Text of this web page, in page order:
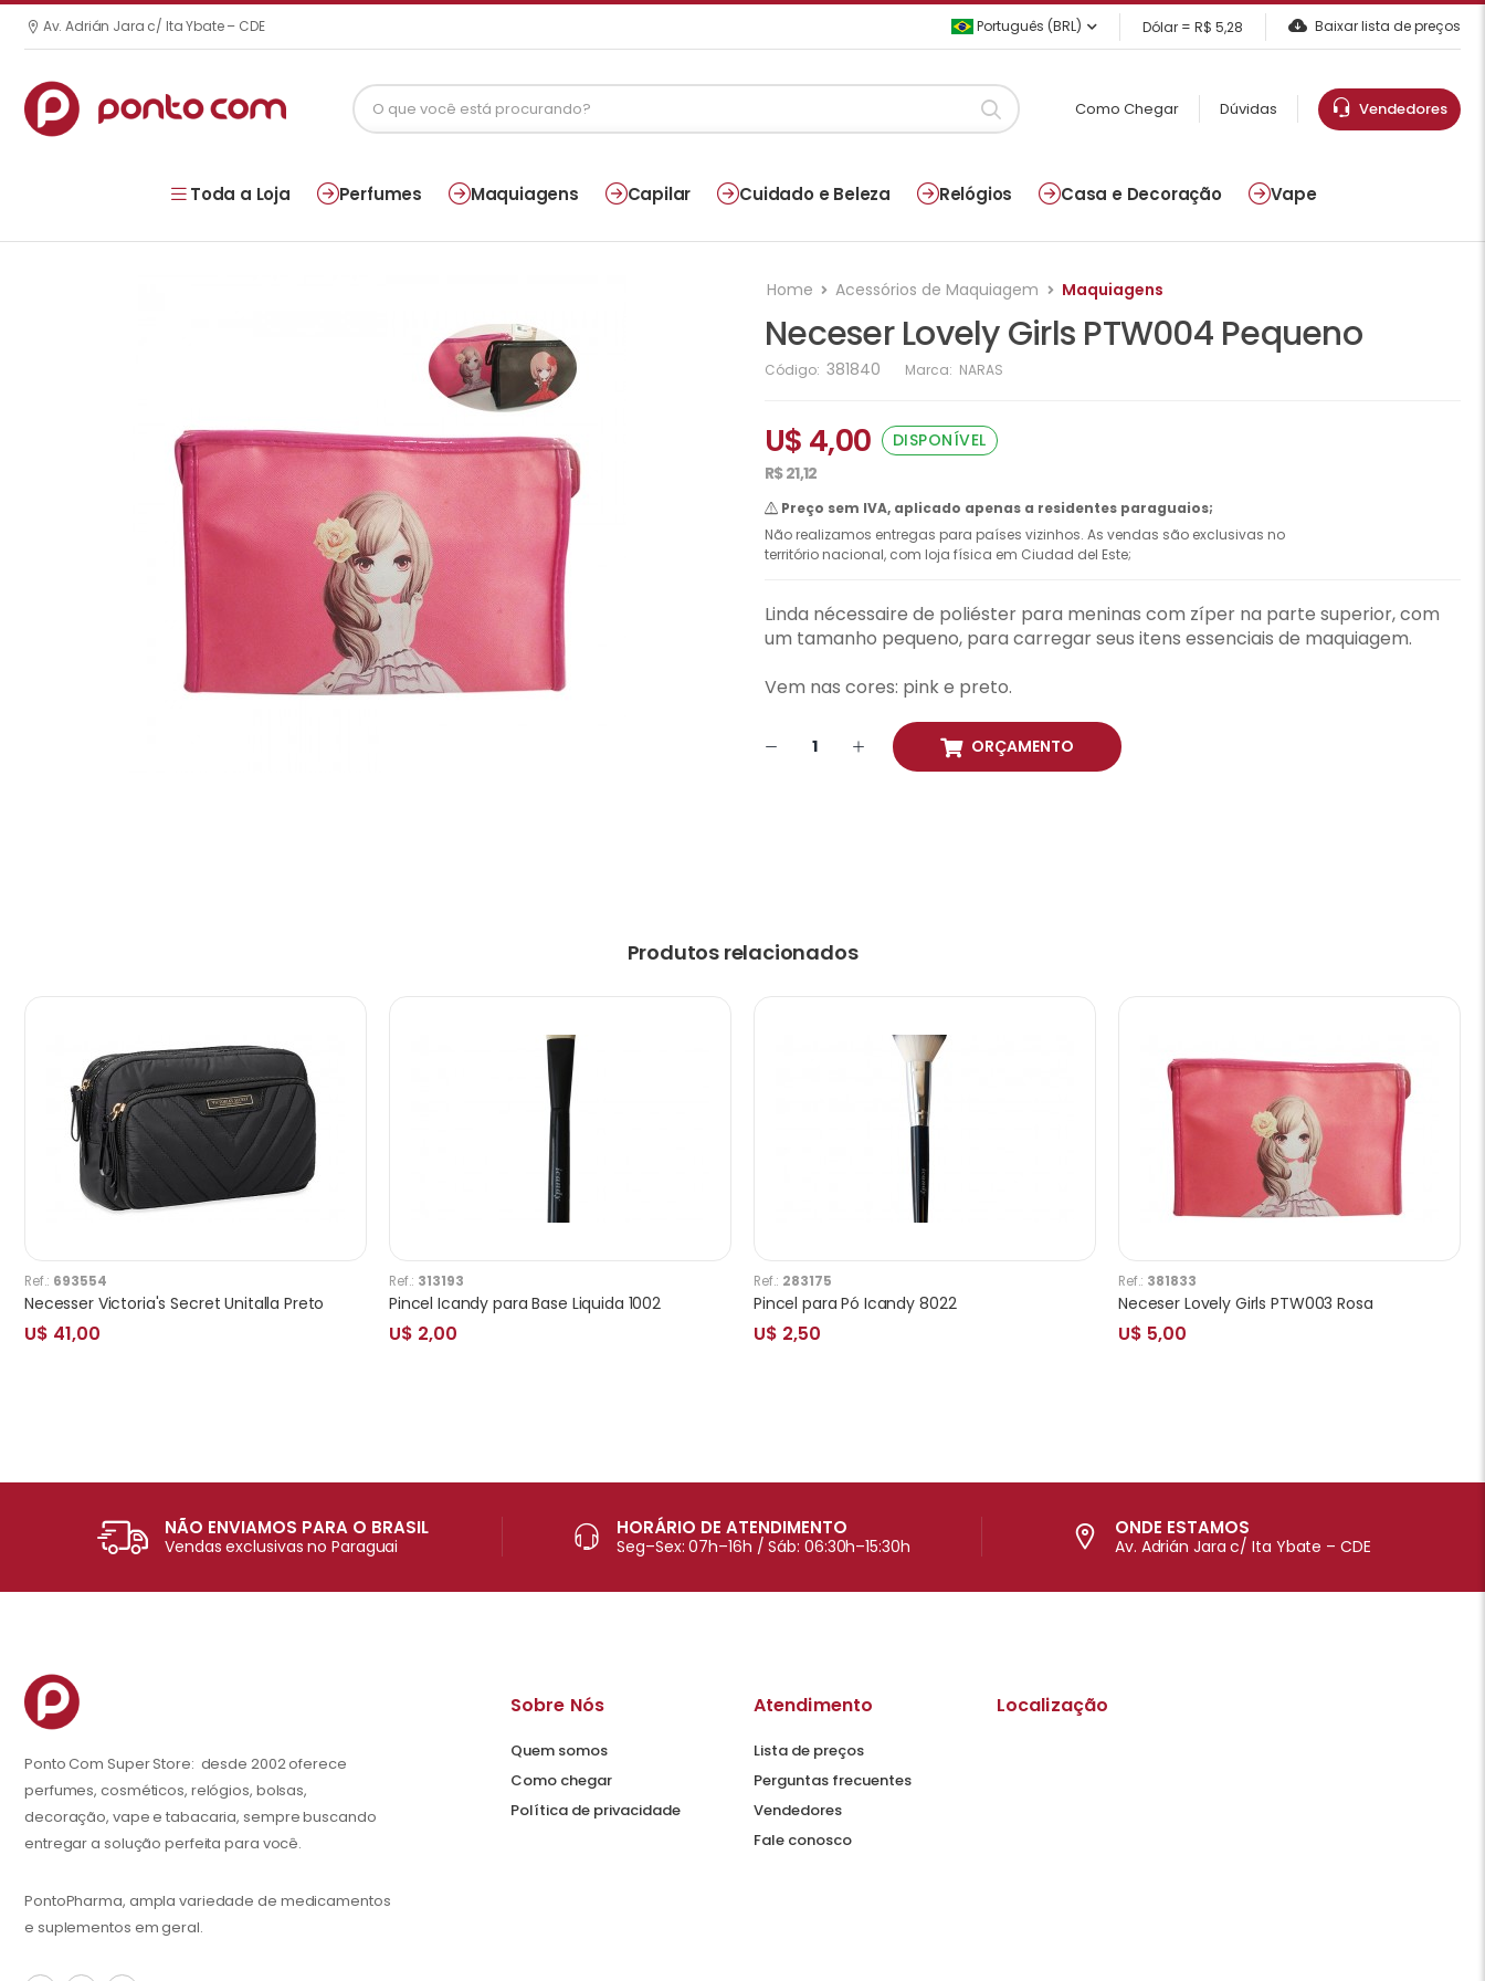
Av. Adrián Jara c/ Ita Ybate – CDE Português (BRL) Dólar = R$ 5,28 Baixar lista de preços
Como Chegar Dúvidas Vendedores
Toda a Loja Perfumes Maquiagens Capilar Cuidado e Beleza Relógios Casa e Decoração Vape
Home Acessórios de Maquiagem Maquiagens
Neceser Lovely Girls PTW004 Pequeno
Código: 381840 Marca: NARAS
U$ 4,00
DISPONÍVEL
R$ 21,12
Preço sem IVA, aplicado apenas a residentes paraguaios;
Não realizamos entregas para países vizinhos. As vendas são exclusivas no
território nacional, com loja física em Ciudad del Este;
Linda nécessaire de poliéster para meninas com zíper na parte superior, com
um tamanho pequeno, para carregar seus itens essenciais de maquiagem.
Vem nas cores: pink e preto.
ORÇAMENTO
Produtos relacionados
Ref.: 693554
Necesser Victoria's Secret Unitalla Preto
U$ 41,00
Ref.: 313193
Pincel Icandy para Base Liquida 1002
U$ 2,00
Ref.: 283175
Pincel para Pó Icandy 8022
U$ 2,50
Ref.: 381833
Neceser Lovely Girls PTW003 Rosa
U$ 5,00
NÃO ENVIAMOS PARA O BRASIL
Vendas exclusivas no Paraguai
HORÁRIO DE ATENDIMENTO
Seg–Sex: 07h–16h / Sáb: 06:30h–15:30h
ONDE ESTAMOS
Av. Adrián Jara c/ Ita Ybate – CDE
Ponto Com Super Store: desde 2002 oferece
perfumes, cosméticos, relógios, bolsas,
decoração, vape e tabacaria, sempre buscando
entregar a solução perfeita para você.
PontoPharma, ampla variedade de medicamentos
e suplementos em geral.
Sobre Nós
Quem somos
Como chegar
Política de privacidade
Atendimento
Lista de preços
Perguntas frecuentes
Vendedores
Fale conosco
Localização